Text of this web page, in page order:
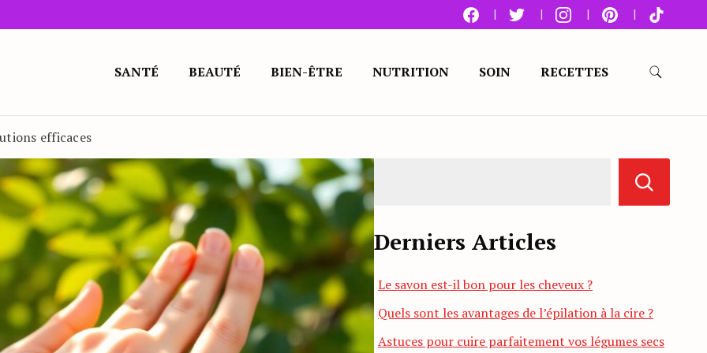
SANTÉ BEAUTÉ BIEN-ÊTRE NUTRITION SOIN RECETTES
efficaces
Derniers Articles
Le savon est-il bon pour les cheveux ?
Quels sont les avantages de l’épilation à la cire ?
Astuces pour cuire parfaitement vos légumes secs